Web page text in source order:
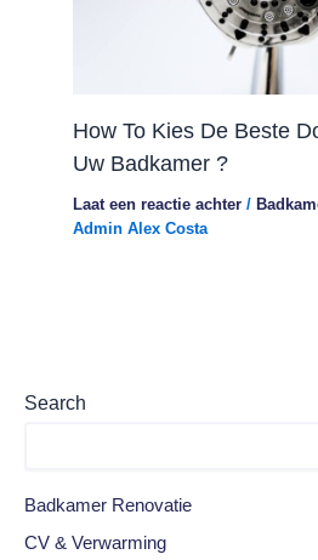
How To Kies De Beste
Uw Badkamer ?
Laat een reactie achter /
Admin Alex Costa
Search
Badkamer Renovatie
CV & Verwarming